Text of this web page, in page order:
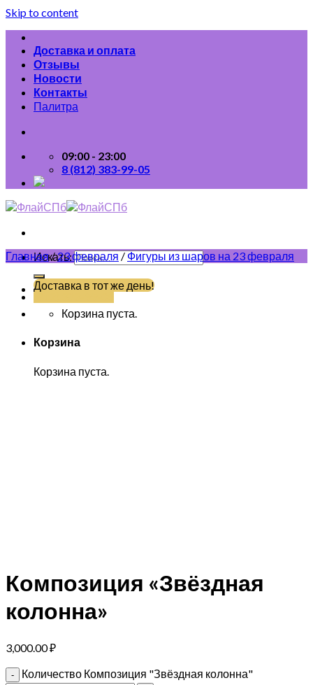
Skip to content
Доставка и оплата
Отзывы
Новости
Контакты
Палитра
09:00 - 23:00
8 (812) 383-99-05
Искать:
(812) 383-99-05
Доставка в тот же день!
Корзина пуста.
Корзина
Корзина пуста.
Главная/23 февраля/Фигуры из шаров на 23 февраля
Композиция «Звёздная
колонна»
3,000.00₽
Количество Композиция "Звёздная колонна"